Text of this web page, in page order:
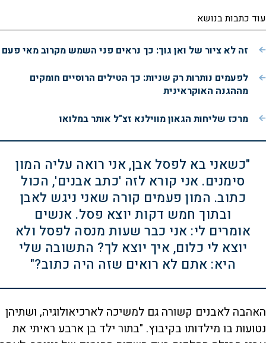
עוד כתבות בנושא
זה לא ציור של ואן גוך: כך נראים פני השמש מקרוב מאי פעם
לפעמים נותרות רק שניות: כך הטילים הרוסיים חומקים
מההגנה האוקראינית
מרכז שליחות הגאון מווילנא זצ"ל אותר במלואו
"כשאני בא לפסל אבן, אני רואה עליה המון
סימנים. אני קורא לזה 'כתב אבנים', הכול
כתוב. המון פעמים קורה שאני ניגש לאבן
ובתוך חמש דקות יוצא פסל. אנשים
אומרים לי: אני כבר שעות מנסה לפסל ולא
יוצא לי כלום, איך יוצא לך? התשובה שלי
היא: אתם לא רואים שזה היה כתוב?"
האהבה לאבנים קשורה גם למשיכה לארכיאולוגיה, ושתיהן
נטועות בו מילדותו בקיבוץ. "בתור ילד בן ארבע ראיתי את